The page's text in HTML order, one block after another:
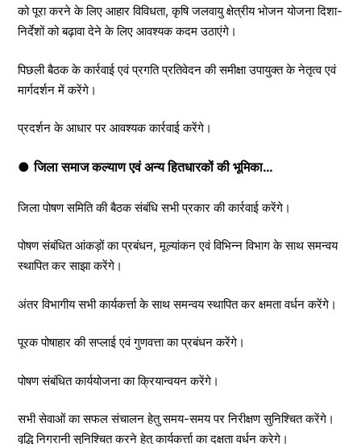
को पूरा करने के लिए आहार विविधता, कृषि जलवायु क्षेत्रीय भोजन योजना दिशा-
निर्देशों को बढ़ावा देने के लिए आवश्यक कदम उठाएंगे।
पिछली बैठक के कार्रवाई एवं प्रगति प्रतिवेदन की समीक्षा उपायुक्त के नेतृत्व एवं
मार्गदर्शन में करेंगे।
प्रदर्शन के आधार पर आवश्यक कार्रवाई करेंगे।
●जिला समाज कल्याण एवं अन्य हितधारकों की भूमिका…
जिला पोषण समिति की बैठक संबंधि सभी प्रकार की कार्रवाई करेंगे।
पोषण संबंधित आंकड़ों का प्रबंधन, मूल्यांकन एवं विभिन्न विभाग के साथ समन्वय
स्थापित कर साझा करेंगे।
अंतर विभागीय सभी कार्यकर्त्ता के साथ समन्वय स्थापित कर क्षमता वर्धन करेंगे।
पूरक पोषाहार की सप्लाई एवं गुणवत्ता का प्रबंधन करेंगे।
पोषण संबंधित कार्ययोजना का क्रियान्वयन करेंगे।
सभी सेवाओं का सफल संचालन हेतु समय-समय पर निरीक्षण सुनिश्चित करेंगे।
वृद्धि निगरानी सुनिश्चित करने हेतु कार्यकर्त्ता का दक्षता वर्धन करेगे।